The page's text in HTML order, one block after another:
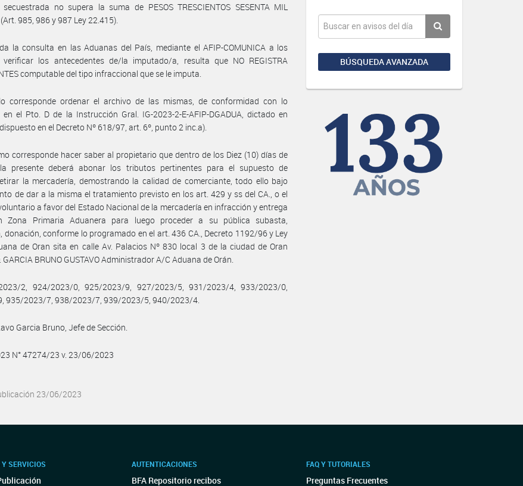
BÚSQUEDA AVANZADA
secuestrada no supera la suma de PESOS TRESCIENTOS SESENTA MIL
985, 986 y 987 Ley 22.415).
la consulta en las Aduanas del País, mediante el AFIP-COMUNICA a los
los antecedentes de/la imputado/a, resulta que NO REGISTRA
computable del tipo infraccional que se le imputa.
corresponde ordenar el archivo de las mismas, de conformidad con lo
en el Pto. D de la Instrucción Gral. IG-2023-2-E-AFIP-DGADUA, dictado en
en el Decreto Nº 618/97, art. 6º, punto 2 inc.a).
corresponde hacer saber al propietario que dentro de los Diez (10) días de
presente deberá abonar los tributos pertinentes para el supuesto de
la mercadería, demostrando la calidad de comerciante, todo ello bajo
de dar a la misma el tratamiento previsto en los art. 429 y ss del CA., o el
a favor del Estado Nacional de la mercadería en infracción y entrega
Zona Primaria Aduanera para luego proceder a su pública subasta,
donación, conforme lo programado en el art. 436 CA., Decreto 1192/96 y Ley
de Oran sita en calle Av. Palacios Nº 830 local 3 de la ciudad de Oran
GARCIA BRUNO GUSTAVO Administrador A/C Aduana de Orán.
2, 924/2023/0, 925/2023/9, 927/2023/5, 931/2023/4, 933/2023/0,
935/2023/7, 938/2023/7, 939/2023/5, 940/2023/4.
Garcia Bruno, Jefe de Sección.
N° 47274/23 v. 23/06/2023
23/06/2023
Y SERVICIOS AUTENTICACIONES
BFA Repositorio recibos
FAQ Y TUTORIALES
Preguntas Frecuentes